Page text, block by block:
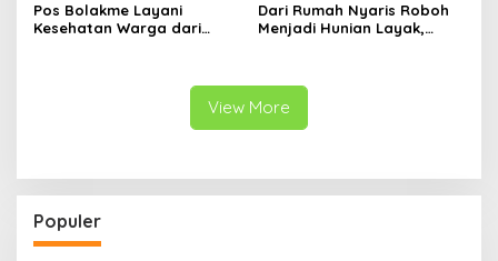
Pos Bolakme Layani
Kesehatan Warga dari
Dari Rumah Nyaris Roboh
Menjadi Hunian Layak,
View More
Populer